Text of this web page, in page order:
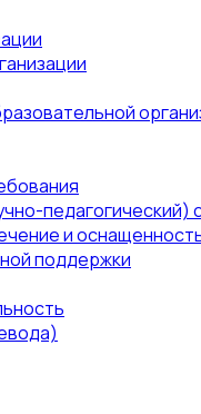
педагогический)
и
поддержки